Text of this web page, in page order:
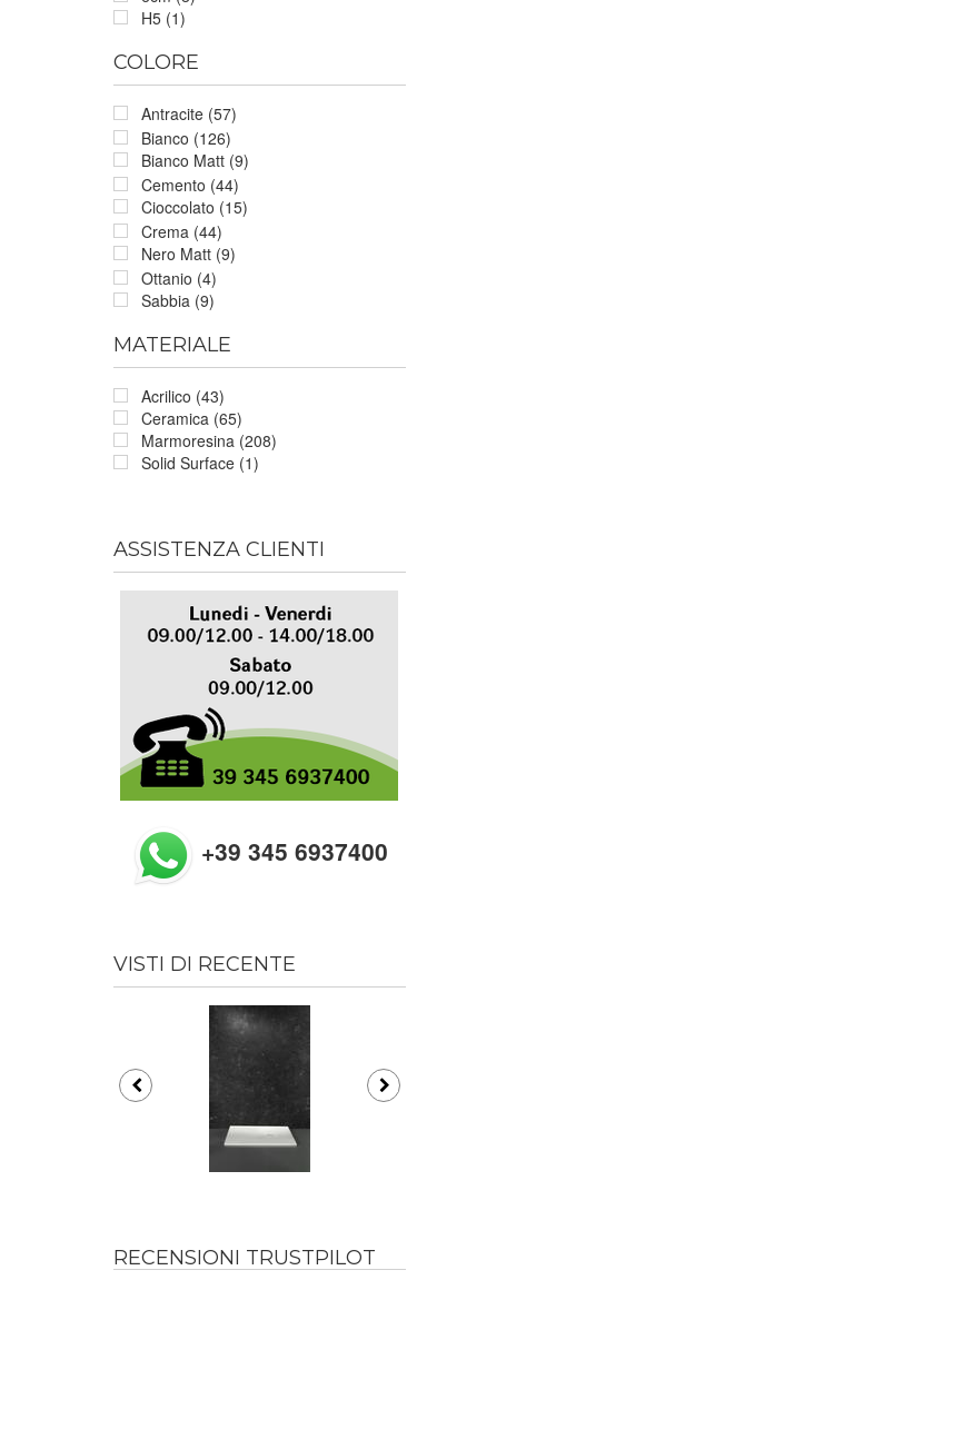
H5 (1)
COLORE
Antracite (57)
Bianco (126)
Bianco Matt (9)
Cemento (44)
Cioccolato (15)
Crema (44)
Nero Matt (9)
Ottanio (4)
Sabbia (9)
MATERIALE
Acrilico (43)
Ceramica (65)
Marmoresina (208)
Solid Surface (1)
ASSISTENZA CLIENTI
+39 345 6937400
VISTI DI RECENTE
RECENSIONI TRUSTPILOT